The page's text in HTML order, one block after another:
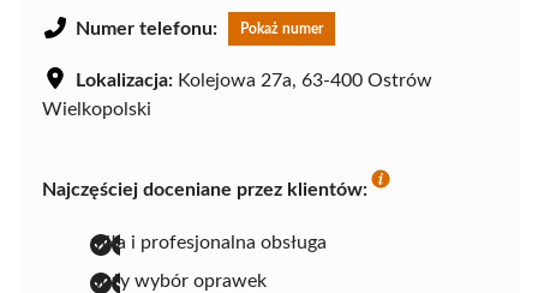
Numer telefonu: Pokaż numer
Lokalizacja: Kolejowa 27a, 63-400 Ostrów
Wielkopolski
Najczęściej doceniane przez klientów:
miła i profesjonalna obsługa
duży wybór oprawek